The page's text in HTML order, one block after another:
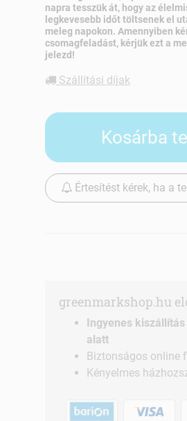
napra tesszük át, hogy az
legkevesebb időt töltsenek el
meleg napokon. Amennyiben
csomagfeladást, kérjük ezt a
jelezd!
Szállítási díjak
Kosárba
Értesítést kérek, ha a
greenmarkshop.hu
Ingyenes
alatt
Biztonságos online
Kényelmes